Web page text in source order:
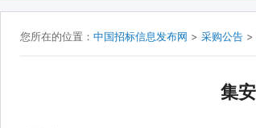
您所在的位置： 中国招标信息发布网 > 采购公告 >
集